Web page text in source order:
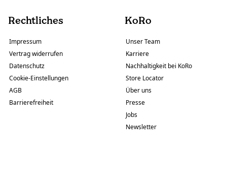
Rechtliches
Impressum
Vertrag widerrufen
Datenschutz
Cookie-Einstellungen
AGB
Barrierefreiheit
KoRo
Unser Team
Karriere
Nachhaltigkeit bei KoRo
Store Locator
Über uns
Presse
Jobs
Newsletter